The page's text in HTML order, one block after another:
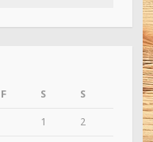
F S S
1 2